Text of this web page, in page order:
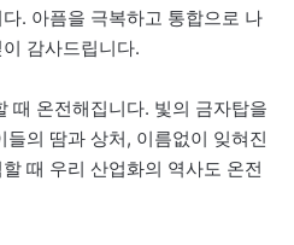
. 아픔을 극복하고 통합으로 나
감사드립니다.
때 온전해집니다. 빛의 금자탑을
의 땀과 상처, 이름없이 잊혀진
때 우리 산업화의 역사도 온전